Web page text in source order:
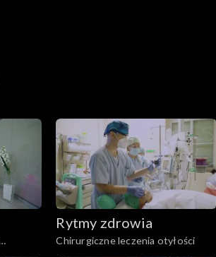
Rytmy zdrowia
Chirurgiczne leczenia otyłości